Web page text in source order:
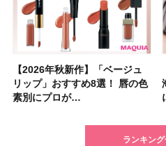
【2026年秋新作】「ベージュ
リップ」おすすめ8選！ 唇の色
素別にプロが…
【2026夏】「シートマスク・
パック」ランキングTOP5！＜
マキアビュー…
【2026年秋新作】「ベージュ
リップ」おすすめ8選！ 唇の色
素別にプロが…
【ニベア】美容液リップクリー
ム＆ボディスクラブが新登場！
大人気の色付き…
【2026夏】「インナーケア・
サプリ」ランキングTOP5！＜
美容マニア集…
【最新】髪のうねり・広がり・
くせ毛におすすめのシャンプー
17選
【2026年8月の一粒万倍日】お
すすめの開運コスメ＆美容アイ
テム10選！
【ジョー マローン ロンドン】
大人気フレグランス「ウッド
セージ ＆ シ…
ランキン